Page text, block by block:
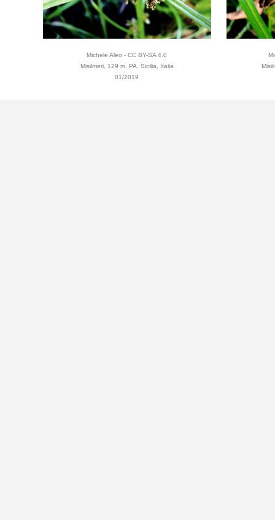
Michele Aleo - CC BY-SA 4.0
Misilmeri, 129 m, PA, Sicilia, Italia
01/2019